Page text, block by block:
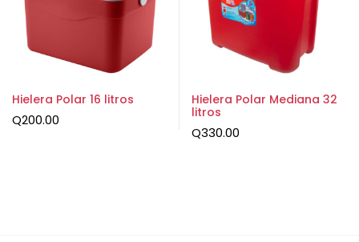
Hielera Polar 16 litros
Q200.00
Hielera Polar Mediana 32
litros
Q330.00